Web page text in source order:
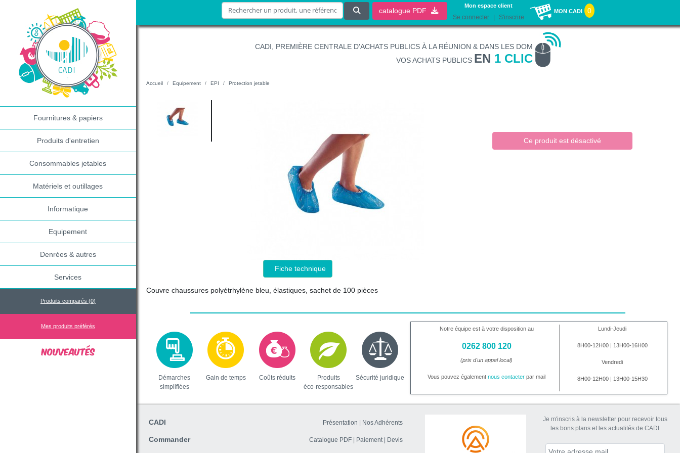
Fournitures & papiers
Produits d'entretien
Consommables jetables
Matériels et outillages
Informatique
Equipement
Denrées & autres
Services
Produits comparés (0)
Mes produits préférés
catalogue PDF
Mon espace client
Se connecter S'inscrire
MON CADI 0
CADI, PREMIÈRE CENTRALE D'ACHATS PUBLICS À LA RÉUNION & DANS LES DOM
VOS ACHATS PUBLICS EN 1 CLIC
Accueil Equipement EPI Protection jetable
Fiche technique
Couvre chaussures polyétrhylène bleu, élastiques, sachet de 100 pièces
Ce produit est désactivé
Démarches
simplifiées
Gain de temps Coûts réduits
Produits
éco-responsables
Sécurité juridique
Notre équipe est à votre disposition au
0262 800 120
(prix d'un appel local)
Vous pouvez égalementnous contacter par mail
Lundi-Jeudi
8H00-12H00 | 13H00-16H00
Vendredi
8H00-12H00 | 13H00-15H30
CADI Présentation Nos Adhérents
Commander Catalogue PDF Paiement Devis
Je m'inscris à la newsletter pour recevoir tous
les bons plans et les actualités de CADI